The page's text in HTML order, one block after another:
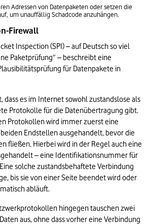
Adressen von Datenpaketen oder setzen die
um unauffällig Schadcode anzuhängen.
Firewall
Inspection (SPI) – auf Deutsch so viel
Paketprüfung“ – beschreibt eine
für Datenpakete in
dass es im Internet sowohl zustandslose als
Protokolle für die Datenübertragung gibt.
Protokollen wird immer zuerst eine
Endstellen ausgehandelt, bevor die
fließen. Hierbei wird in der Regel auch eine
– eine Identifikationsnummer für
solche zustandsbehaftete Verbindung
bis sie von einer Seite beendet wird oder
abläuft.
hingegen tauschen zwei
aus, ohne dass vorher eine Verbindung